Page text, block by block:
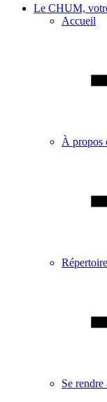
Le CHUM,
Accueil
À
Répertoire
Se